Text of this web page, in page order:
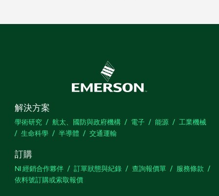
解決方案
學術研究 航太、國防與政府機構 電子 能源
工業機械
生命科學
半導體 交通運輸
訂購
NI 經銷合作夥伴 訂單狀態與紀錄 查詢報價單
服務條款
依料號訂購或索取報價